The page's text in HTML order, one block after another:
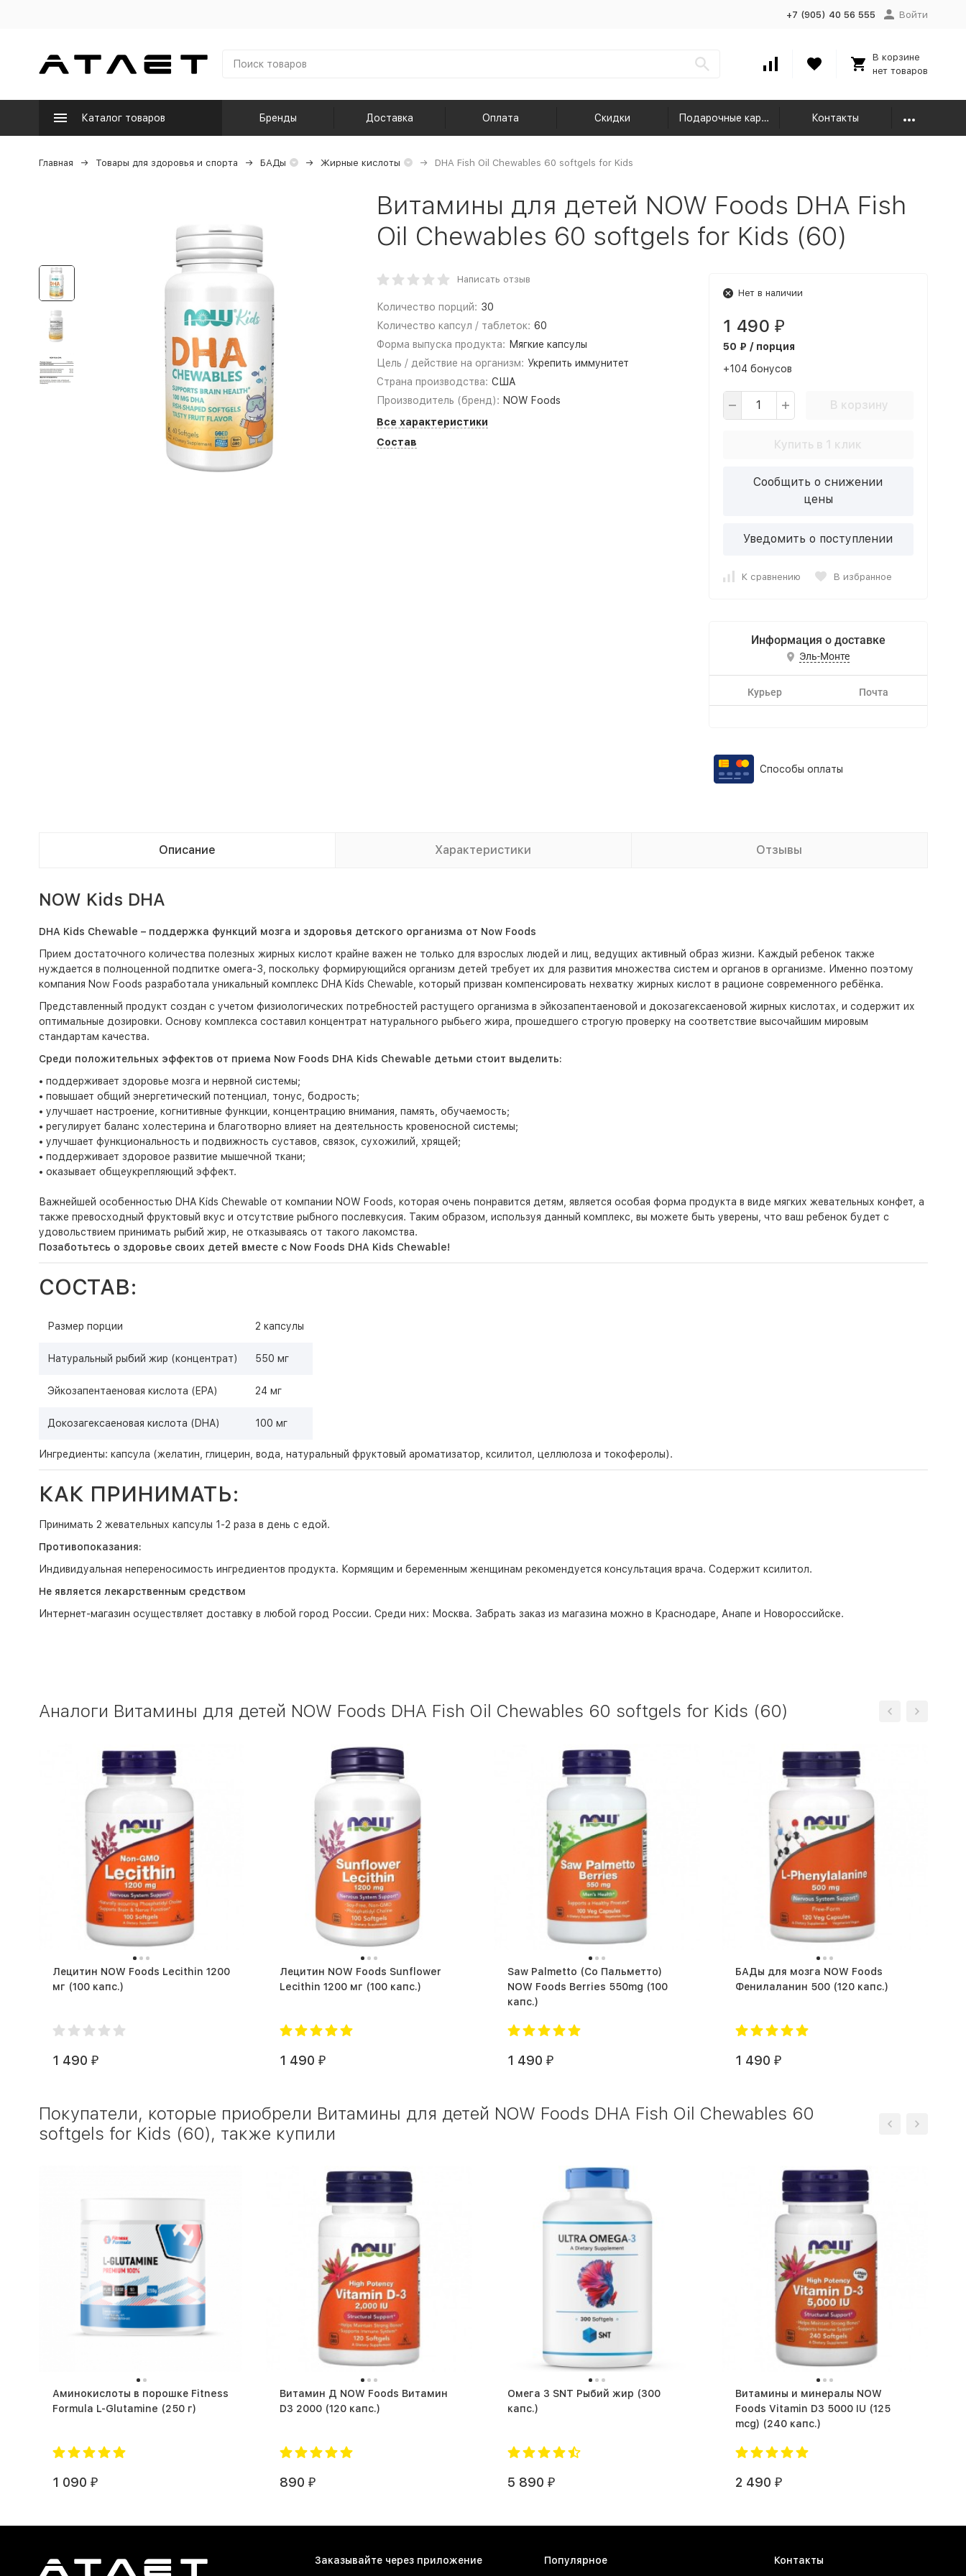
+7 (905) 40 56 555 Войти
В корзине
нет товаров
Каталог товаров Бренды Доставка Оплата Скидки Подарочные карты Контакты
Главная Товары для здоровья и спорта БАДы Жирные кислоты DHA Fish Oil Chewables 60 softgels for Kids
Витамины для детей NOW Foods DHA Fish
Oil Chewables 60 softgels for Kids (60)
Написать отзыв
Количество порций: 30
Количество капсул / таблеток: 60
Форма выпуска продукта: Мягкие капсулы
Цель / действие на организм: Укрепить иммунитет
Страна производства: США
Производитель (бренд): NOW Foods
Все характеристики
Состав
Нет в наличии
1 490 ₽
50 ₽ / порция
+104 бонусов
В корзину
Купить в 1 клик
Сообщить о снижении
цены
Уведомить о поступлении
К сравнению В избранное
Информация о доставке
Эль-Монте
Курьер Почта
Способы оплаты
Описание Характеристики Отзывы
NOW Kids DHA
DHA Kids Chewable – поддержка функций мозга и здоровья детского организма от Now Foods
Прием достаточного количества полезных жирных кислот крайне важен не только для взрослых людей и лиц, ведущих активный образ жизни. Каждый ребенок также
нуждается в полноценной подпитке омега-3, поскольку формирующийся организм детей требует их для развития множества систем и органов в организме. Именно поэтому
компания Now Foods разработала уникальный комплекс DHA Kids Chewable, который призван компенсировать нехватку жирных кислот в рационе современного ребёнка.
Представленный продукт создан с учетом физиологических потребностей растущего организма в эйкозапентаеновой и докозагексаеновой жирных кислотах, и содержит их
оптимальные дозировки. Основу комплекса составил концентрат натурального рыбьего жира, прошедшего строгую проверку на соответствие высочайшим мировым
стандартам качества.
Среди положительных эффектов от приема Now Foods DHA Kids Chewable детьми стоит выделить:
• поддерживает здоровье мозга и нервной системы;
• повышает общий энергетический потенциал, тонус, бодрость;
• улучшает настроение, когнитивные функции, концентрацию внимания, память, обучаемость;
• регулирует баланс холестерина и благотворно влияет на деятельность кровеносной системы;
• улучшает функциональность и подвижность суставов, связок, сухожилий, хрящей;
• поддерживает здоровое развитие мышечной ткани;
• оказывает общеукрепляющий эффект.
Важнейшей особенностью DHA Kids Chewable от компании NOW Foods, которая очень понравится детям, является особая форма продукта в виде мягких жевательных конфет, а
также превосходный фруктовый вкус и отсутствие рыбного послевкусия. Таким образом, используя данный комплекс, вы можете быть уверены, что ваш ребенок будет с
удовольствием принимать рыбий жир, не отказываясь от такого лакомства.
Позаботьтесь о здоровье своих детей вместе с Now Foods DHA Kids Chewable!
СОСТАВ:
Размер порции 2 капсулы
Натуральный рыбий жир (концентрат) 550 мг
Эйкозапентаеновая кислота (EPA) 24 мг
Докозагексаеновая кислота (DHA) 100 мг
Ингредиенты: капсула (желатин, глицерин, вода, натуральный фруктовый ароматизатор, ксилитол, целлюлоза и токоферолы).
КАК ПРИНИМАТЬ:
Принимать 2 жевательных капсулы 1-2 раза в день с едой.
Противопоказания:
Индивидуальная непереносимость ингредиентов продукта. Кормящим и беременным женщинам рекомендуется консультация врача. Содержит ксилитол.
Не является лекарственным средством
Интернет-магазин осуществляет доставку в любой город России. Среди них: Москва. Забрать заказ из магазина можно в Краснодаре, Анапе и Новороссийске.
Аналоги Витамины для детей NOW Foods DHA Fish Oil Chewables 60 softgels for Kids (60)
Лецитин NOW Foods Lecithin 1200
мг (100 капс.)
1 490 ₽
Лецитин NOW Foods Sunflower
Lecithin 1200 мг (100 капс.)
1 490 ₽
Saw Palmetto (Со Пальметто)
NOW Foods Berries 550mg (100
капс.)
1 490 ₽
БАДы для мозга NOW Foods
Фенилаланин 500 (120 капс.)
1 490 ₽
Покупатели, которые приобрели Витамины для детей NOW Foods DHA Fish Oil Chewables 60
softgels for Kids (60), также купили
Аминокислоты в порошке Fitness
Formula L-Glutamine (250 г)
1 090 ₽
Витамин Д NOW Foods Витамин
D3 2000 (120 капс.)
890 ₽
Омега 3 SNT Рыбий жир (300
капс.)
5 890 ₽
Витамины и минералы NOW
Foods Vitamin D3 5000 IU (125
mcg) (240 капс.)
2 490 ₽
Заказывайте через приложение Популярное Контакты